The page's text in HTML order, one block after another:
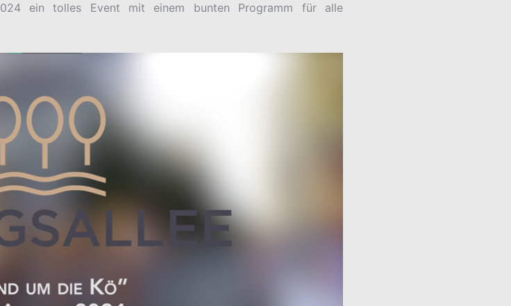
ein tolles Event mit einem bunten Programm für alle